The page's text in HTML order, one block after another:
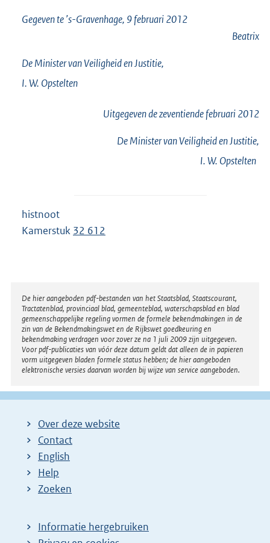
Gegeven te ’s-Gravenhage, 9 februari 2012
Beatrix
De Minister van Veiligheid en Justitie,
I. W. Opstelten
Uitgegeven dezeventiendefebruari 2012
De Minister van Veiligheid en Justitie,
I. W. Opstelten
histnoot
Kamerstuk 32 612
Disclaimer
De hier aangeboden pdf-bestanden van het Staatsblad, Staatscourant,
Tractatenblad, provinciaal blad, gemeenteblad, waterschapsblad en blad
gemeenschappelijke regeling vormen de formele bekendmakingen in de
zin van de Bekendmakingswet en de Rijkswet goedkeuring en
bekendmaking verdragen voor zover ze na 1 juli 2009 zijn uitgegeven.
Voor pdf-publicaties van vóór deze datum geldt dat alleen de in papieren
vorm uitgegeven bladen formele status hebben; de hier aangeboden
elektronische versies daarvan worden bij wijze van service aangeboden.
Over deze website
Contact
English
Help
Zoeken
Informatie hergebruiken